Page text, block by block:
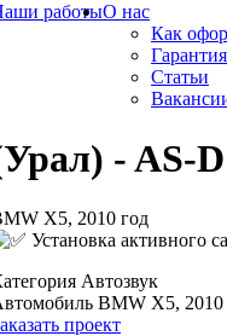
работыО нас
Как
Статьи
- AS-
X5, 2010 год
Установка активного
Автозвук
BMW X5, 2010
проект